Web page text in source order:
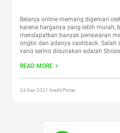
Belanja online memang digemari
karena harganya yang lebih murah,
mendapatkan banyak penawaran
ongkir dan adanya cashback.
yang sering digunakan adalah
situsnya.Continue reading
READ MORE
24 Dec 2021 Kredit Pintar.